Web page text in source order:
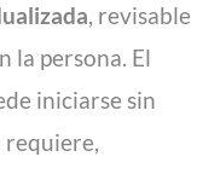
, revisable
la persona. El
iniciarse sin
requiere,